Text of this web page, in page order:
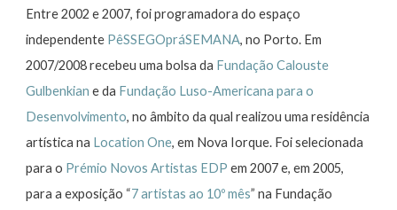
Entre 2002 e 2007, foi programadora do espaço
independente PêSSEGOpráSEMANA, no Porto. Em
2007/2008 recebeu uma bolsa da Fundação Calouste
Gulbenkian e da Fundação Luso-Americana para o
Desenvolvimento, no âmbito da qual realizou uma residência
artística na Location One, em Nova Iorque. Foi selecionada
para o Prémio Novos Artistas EDPem 2007 e, em 2005,
para a exposição “7 artistas ao 10º mês” na Fundação